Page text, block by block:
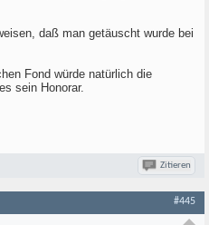
daß man getäuscht wurde bei
Fond würde natürlich die
sein Honorar.
Zitieren
#445